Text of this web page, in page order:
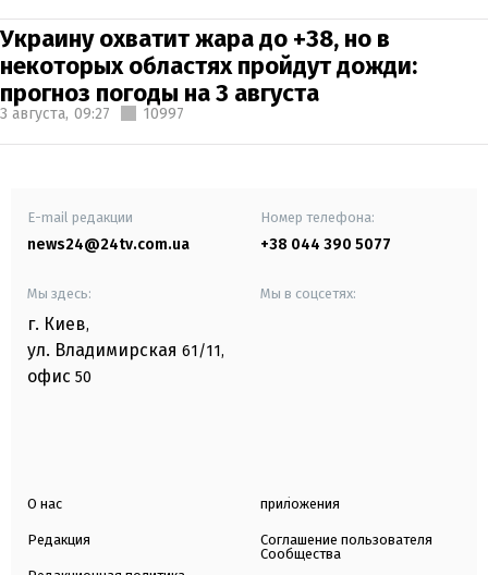
Украину охватит жара до +38, но в
некоторых областях пройдут дожди:
прогноз погоды на 3 августа
3 августа, 09:27 10997
E-mail редакции
news24@24tv.com.ua
Номер телефона:
+38 044 390 5077
Мы здесь:
г. Киев,
ул. Владимирская 61/11,
офис 50
Мы в соцсетях:
О нас
Редакция
приложения
Соглашение пользователя
Сообщества